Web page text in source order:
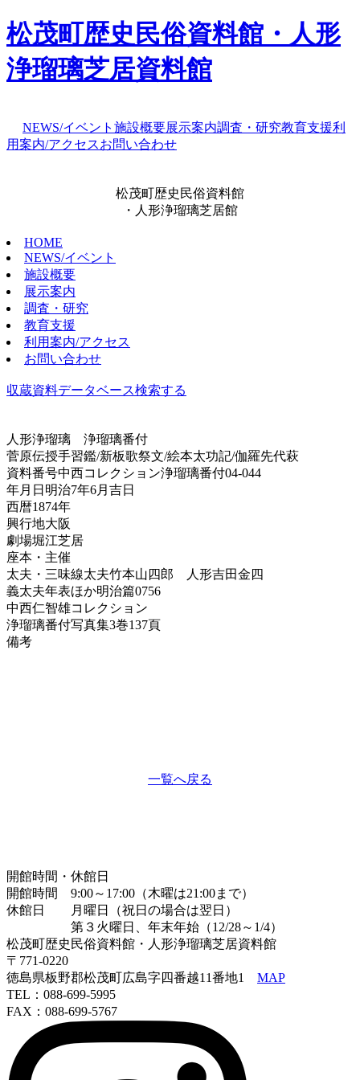
松茂町歴史民俗資料館・人形
浄瑠璃芝居資料館
NEWS/イベント 施設概要展示案内調査・研究教育支援利
用案内/アクセスお問い合わせ
松茂町歴史民俗資料館
・人形浄瑠璃芝居館
HOME
NEWS/イベント
施設概要
展示案内
調査・研究
教育支援
利用案内/アクセス
お問い合わせ
収蔵資料データベース検索する
人形浄瑠璃 浄瑠璃番付
菅原伝授手習鑑/新板歌祭文/絵本太功記/伽羅先代萩
資料番号中西コレクション浄瑠璃番付04-044
年月日 明治7年6月吉日
西暦1874年
興行地大阪
劇場堀江芝居
座本・主催
太夫・三味線太夫竹本山四郎 人形吉田金四
義太夫年表ほか明治篇0756
中西仁智雄コレクション
浄瑠璃番付写真集3巻137頁
備考
一覧へ戻る
開館時間・休館日
開館時間 9:00～17:00（木曜は21:00まで）
休館日 月曜日（祝日の場合は翌日）
第３火曜日、年末年始（12/28～1/4）
松茂町歴史民俗資料館・人形浄瑠璃芝居資料館
〒771-0220
徳島県板野郡松茂町広島字四番越11番地1 MAP
TEL：088-699-5995
FAX：088-699-5767